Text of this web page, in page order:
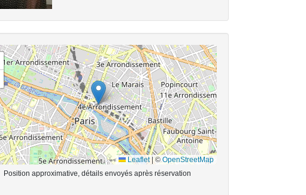
Leaflet ©OpenStreetMap
Position approximative, détails envoyés après réservation